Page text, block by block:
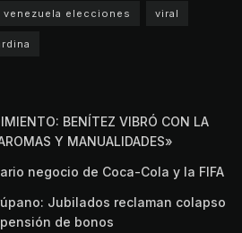
venezuela elecciones viral
BENÍTEZ VIBRÓ CON LA
Y MANUALIDADES»
negocio de Coca-Cola y la FIFA
Jubilados reclaman colapso
de bonos